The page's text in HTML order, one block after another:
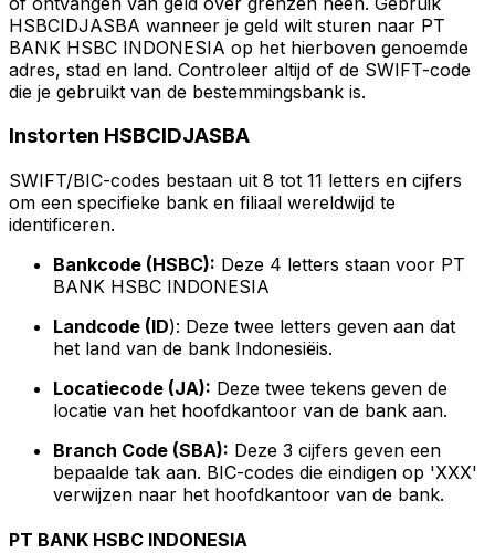
HSBCIDJASBA wanneer je geld wilt sturen naar PT
BANK HSBC INDONESIA op het hierboven genoemde
adres, stad en land. Controleer altijd of de SWIFT-code
die je gebruikt van de bestemmingsbank is.
Instorten HSBCIDJASBA
SWIFT/BIC-codes bestaan uit 8 tot 11 letters en cijfers
om een specifieke bank en filiaal wereldwijd te
identificeren.
Bankcode (HSBC): Deze 4 letters staan voor PT
BANK HSBC INDONESIA
Landcode (ID): Deze twee letters geven aan dat
het land van de bank Indonesiëis.
Locatiecode (JA): Deze twee tekens geven de
locatie van het hoofdkantoor van de bank aan.
Branch Code (SBA): Deze 3 cijfers geven een
bepaalde tak aan. BIC-codes die eindigen op 'XXX'
verwijzen naar het hoofdkantoor van de bank.
PT BANK HSBC INDONESIA